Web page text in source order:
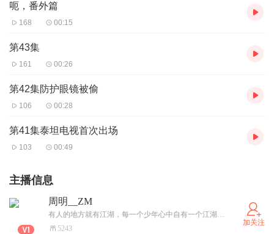
呃，番外篇
168 00:15
第43集
161 00:26
第42集防护眼镜被偷
106 00:28
第41集泰坦电视首次出场
103 00:49
主播信息
周明__ZM
有人的地方就有江湖，每一个少年心中自有一个江湖，但面对黑暗，你是选择忍气吞声，还是放手一搏
5243
加关注